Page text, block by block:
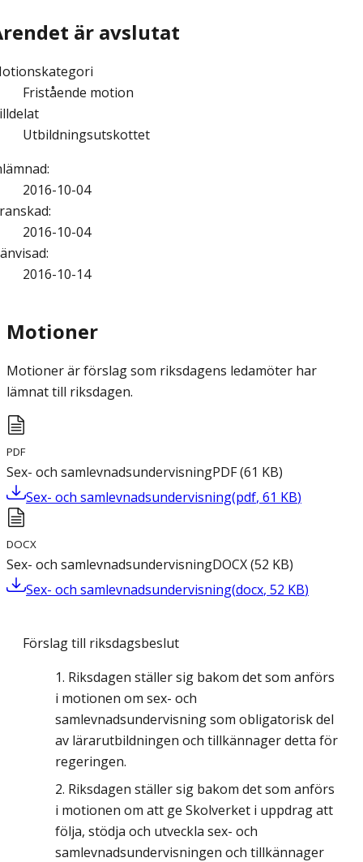
är avslutat
Fristående motion
Utbildningsutskottet
:
2016-10-04
:
2016-10-04
:
2016-10-14
Motioner
Motioner är förslag som riksdagens ledamöter har
lämnat till riksdagen.
PDF
Sex- och samlevnadsundervisningPDF(61 KB)
Sex- och samlevnadsundervisning(pdf, 61 KB)
DOCX
Sex- och samlevnadsundervisningDOCX(52 KB)
Sex- och samlevnadsundervisning(docx, 52 KB)
Förslag till riksdagsbeslut
Riksdagen ställer sig bakom det som anförs
i motionen om sex- och
samlevnadsundervisning som obligatorisk del
av lärarutbildningen och tillkännager detta för
regeringen.
Riksdagen ställer sig bakom det som anförs
i motionen om att ge Skolverket i uppdrag att
följa, stödja och utveckla sex- och
samlevnadsundervisningen och tillkännager